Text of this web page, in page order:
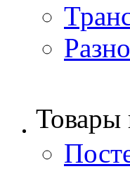
Товары